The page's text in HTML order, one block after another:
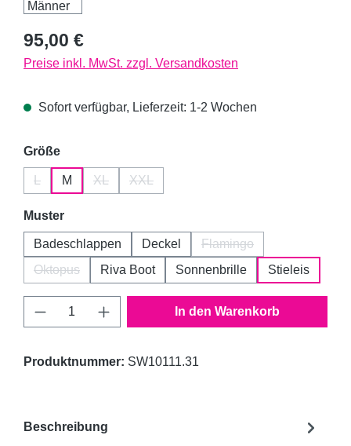
Regulärer Preis:
95,00 €
Preise inkl. MwSt. zzgl. Versandkosten
Sofort verfügbar, Lieferzeit: 1-2 Wochen
Größeauswählen
L
(Diese Option ist zurzeit nicht verfügbar.)
M XL XXL
Musterauswählen
Badeschlappen Deckel Flamingo
(Diese Option ist zurzeit
Oktopus
(Diese Option ist zurzeit nicht verfügbar.)
Riva Boot Sonnenbrille Stieleis
Produkt Anzahl: Gib den gewünschten
In den Warenkorb
Produktnummer: SW10111.31
Beschreibung